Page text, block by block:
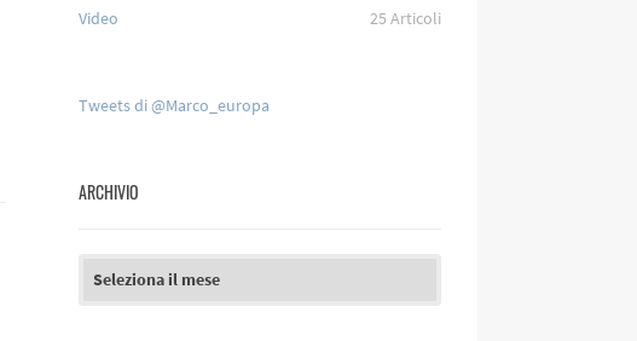
Video
25 Articoli
Tweets di @Marco_europa
ARCHIVIO